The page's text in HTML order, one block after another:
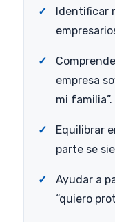
Identificar
empresa
mi familia”.
Equilibrar
parte se
Ayudar a
“quiero